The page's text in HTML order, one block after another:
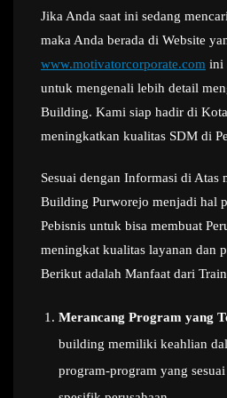
Jika Anda saat ini sedang
maka Anda berada di Website
www.motivatorcorporate.com ini
untuk mengenali lebih detail
Building. Kami siap hadir di
meningkatkan kualitas SDM di
Sesuai dengan Informasi di Atas
Building Purworejo menjadi hal
Pebisnis untuk bisa membuat
meningkat kualitas layanan dan
Berikut adalah Manfaat dari
Merancang Program yang
building memiliki keahlian
program-program yang